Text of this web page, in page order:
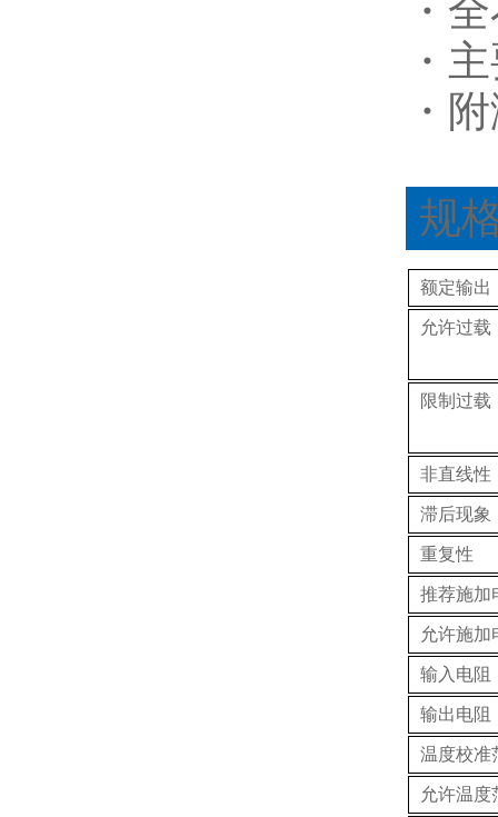
・
・
・
规
额定输出
允许过载
限制过载
非直线性
滞后现象
重复性
推荐施加
允许施加
输入电阻
输出电阻
温度校准
允许温度